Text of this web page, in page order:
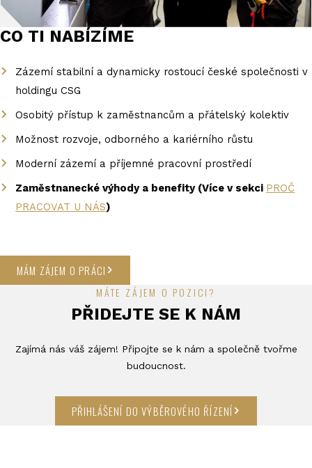
CO TI NABÍZÍME
Zázemí stabilní a dynamicky rostoucí české společnosti v
holdingu CSG
Osobitý přístup k zaměstnancům a přátelský kolektiv
Možnost rozvoje, odborného a kariérního růstu
Moderní zázemí a příjemné pracovní prostředí
Zaměstnanecké výhody a benefity (Více v sekci PROČ
PRACOVAT U NÁS)
MÁM ZÁJEM O PRÁCI
MÁTE ZÁJEM O POZICI?
PŘIDEJTE SE K NÁM
Zajímá nás váš zájem! Připojte se k nám a společně tvořme
budoucnost.
PŘIHLÁŠENÍ DO VÝBĚROVÉHO ŘÍZENÍ